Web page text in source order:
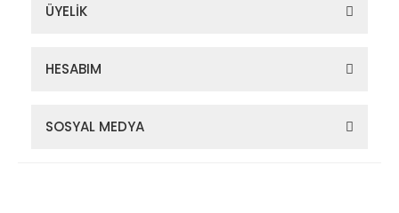
ÜYELİK
HESABIM
SOSYAL MEDYA